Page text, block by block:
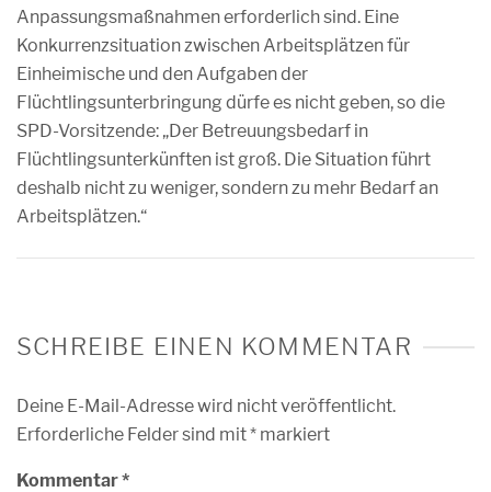
Anpassungsmaßnahmen erforderlich sind. Eine
Konkurrenzsituation zwischen Arbeitsplätzen für
Einheimische und den Aufgaben der
Flüchtlingsunterbringung dürfe es nicht geben, so die
SPD-Vorsitzende: „Der Betreuungsbedarf in
Flüchtlingsunterkünften ist groß. Die Situation führt
deshalb nicht zu weniger, sondern zu mehr Bedarf an
Arbeitsplätzen.“
SCHREIBE EINEN KOMMENTAR
Deine E-Mail-Adresse wird nicht veröffentlicht.
Erforderliche Felder sind mit* markiert
Kommentar*